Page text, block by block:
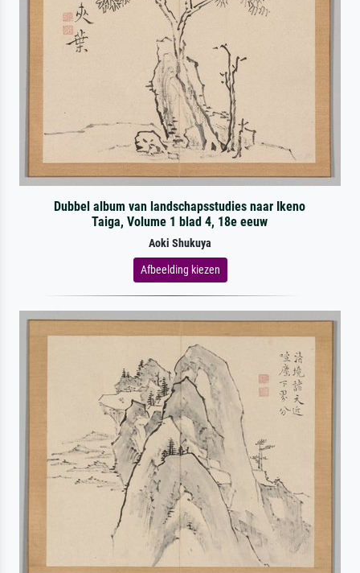
Dubbel album van landschapsstudies naar Ikeno
Taiga, Volume 1 blad 4, 18e eeuw
Aoki Shukuya
Afbeelding kiezen